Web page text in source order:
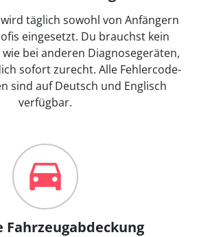
täglich sowohl von Anfängern
eingesetzt. Du brauchst kein
bei anderen Diagnosegeräten,
sofort zurecht. Alle Fehlercode-
sind auf Deutsch und Englisch
verfügbar.
Fahrzeugabdeckung